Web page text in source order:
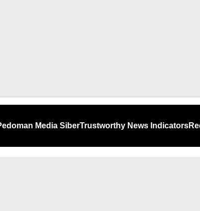
Media SiberTrustworthy News Indicators